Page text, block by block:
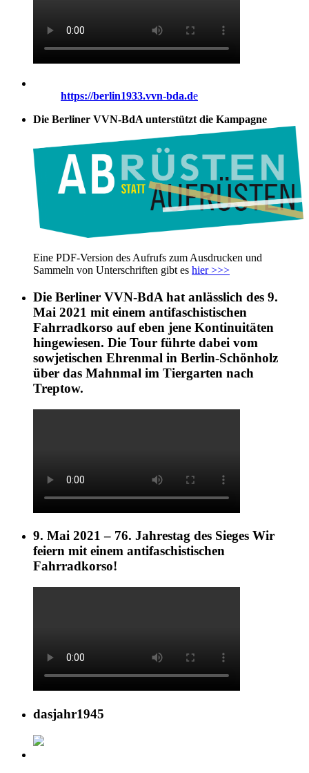
https://berlin1933.vvn-bda.de
Die Berliner VVN-BdA unterstützt die Kampagne
Eine PDF-Version des Aufrufs zum Ausdrucken und
Sammeln von Unterschriften gibt es hier >>>
Die Berliner VVN-BdA hat anlässlich des 9.
Mai 2021 mit einem antifaschistischen
Fahrradkorso auf eben jene Kontinuitäten
hingewiesen. Die Tour führte dabei vom
sowjetischen Ehrenmal in Berlin-Schönholz
über das Mahnmal im Tiergarten nach
Treptow.
9. Mai 2021 – 76. Jahrestag des Sieges Wir
feiern mit einem antifaschistischen
Fahrradkorso!
dasjahr1945